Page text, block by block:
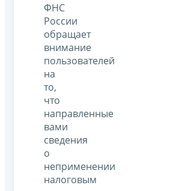
ФНС
России
обращает
внимание
пользователей
на
то,
что
направленные
вами
сведения
о
неприменении
налоговым